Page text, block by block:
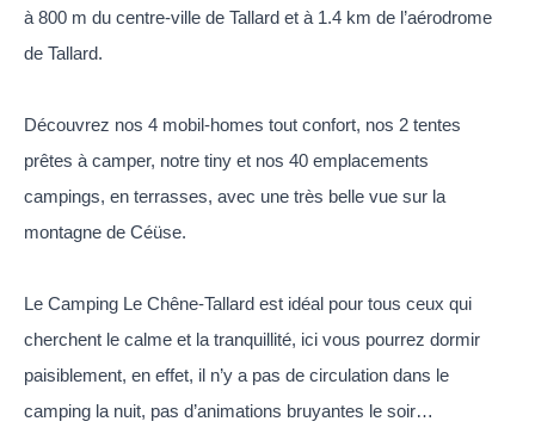
à 800 m du centre-ville de Tallard et à 1.4 km de l’aérodrome
de Tallard.
Découvrez nos 4 mobil-homes tout confort, nos 2 tentes
prêtes à camper, notre tiny et nos 40 emplacements
campings, en terrasses, avec une très belle vue sur la
montagne de Céüse.
Le Camping Le Chêne-Tallard est idéal pour tous ceux qui
cherchent le calme et la tranquillité, ici vous pourrez dormir
paisiblement, en effet, il n’y a pas de circulation dans le
camping la nuit, pas d’animations bruyantes le soir…